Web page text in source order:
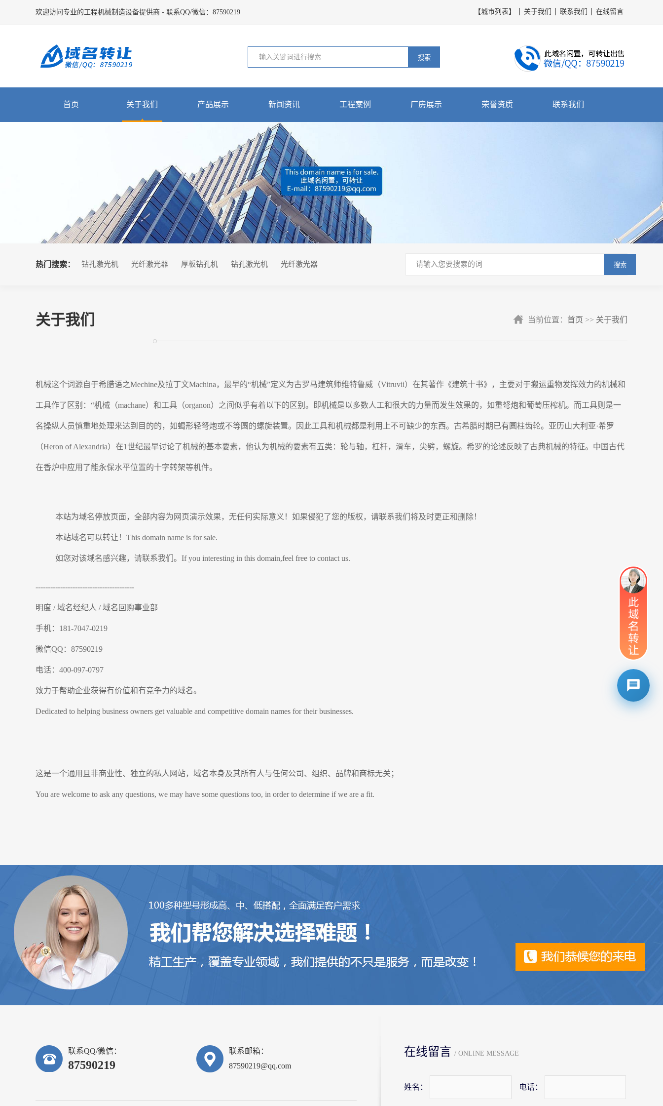
欢迎访问专业的工程机械制造设备提供商 - 联系QQ/微信：87590219 【城市列表】 关于我们 联系我们 在线留言
搜索
首页 关于我们 产品展示 新闻资讯 工程案例 厂房展示 荣誉资质 联系我们
热门搜索： 钻孔激光机 光纤激光器 厚板钻孔机 钻孔激光机 光纤激光器 搜索
关于我们 当前位置： 首页 >> 关于我们
机械这个词源自于希腊语之Mechine及拉丁文Machina，最早的“机械”定义为古罗马建筑师维特鲁威（Vitruvii）在其著作《建筑十书》，主要对于搬运重物发挥效力的机械和
工具作了区别：“机械（machane）和工具（organon）之间似乎有着以下的区别。即机械是以多数人工和很大的力量而发生效果的，如重弩炮和葡萄压榨机。而工具则是一
名操纵人员慎重地处理来达到目的的，如蝎形轻弩炮或不等圆的螺旋装置。因此工具和机械都是利用上不可缺少的东西。古希腊时期已有圆柱齿轮。亚历山大利亚·希罗
（Heron of Alexandria）在1世纪最早讨论了机械的基本要素，他认为机械的要素有五类：轮与轴，杠杆，滑车，尖劈，螺旋。希罗的论述反映了古典机械的特征。中国古代
在香炉中应用了能永保水平位置的十字转架等机件。
本站为域名停放页面，全部内容为网页演示效果，无任何实际意义！如果侵犯了您的版权，请联系我们将及时更正和删除！
本站域名可以转让！This domain name is for sale.
如您对该域名感兴趣，请联系我们。If you interesting in this domain,feel free to contact us.
----------------------------------------
明度 / 域名经纪人 / 域名回购事业部
手机：181-7047-0219
微信QQ：87590219
电话：400-097-0797
致力于帮助企业获得有价值和有竞争力的域名。
Dedicated to helping business owners get valuable and competitive domain names for their businesses.
这是一个通用且非商业性、独立的私人网站，域名本身及其所有人与任何公司、组织、品牌和商标无关；
You are welcome to ask any questions, we may have some questions too, in order to determine if we are a fit.
联系QQ/微信：
87590219
联系邮箱：
87590219@qq.com
在线留言 / ONLINE MESSAGE
姓名： 电话：